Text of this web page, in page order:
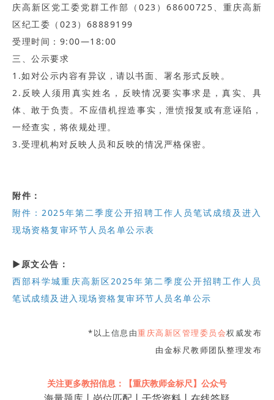
庆高新区党工委党群工作部（023）68600725、重庆高新
区纪工委（023）68889199
受理时间：9:00—18:00
三、公示要求
1.如对公示内容有异议，请以书面、署名形式反映。
2.反映人须用真实姓名，反映情况要实事求是，真实、具
体、敢于负责。不应借机捏造事实，泄愤报复或有意诬陷，
一经查实，将依规处理。
3.受理机构对反映人员和反映的情况严格保密。
附件：
附件：2025年第二季度公开招聘工作人员笔试成绩及进入
现场资格复审环节人员名单公示表
▶原文公告：
西部科学城重庆高新区2025年第二季度公开招聘工作人员
笔试成绩及进入现场资格复审环节人员名单公示
*以上信息由重庆高新区管理委员会权威发布
由金标尺教师团队整理发布
关注更多教招信息：【重庆教师金标尺】公众号